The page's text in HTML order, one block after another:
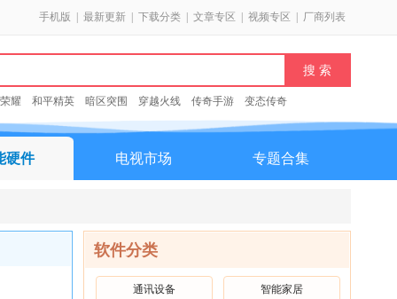
手机版 最新更新 下载分类 文章专区 视频专区 厂商列表
耀 和平精英 暗区突围 穿越火线 传奇手游 变态传奇
硬件 电视市场 专题合集
软件分类
通讯设备 智能家居